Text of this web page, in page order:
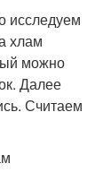
исследуем
хлам
можно
Далее
Считаем